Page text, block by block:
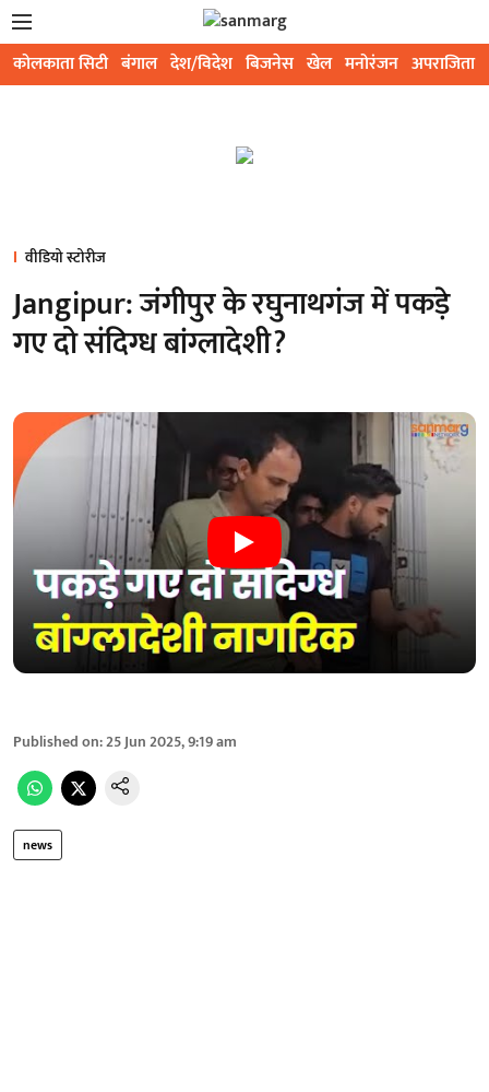
कोलकाता सिटी बंगाल देश/विदेश बिजनेस खेल मनोरंजन अपराजिता
वीडियो स्टोरीज
Jangipur: जंगीपुर के रघुनाथगंज में पकड़े
गए दो संदिग्ध बांग्लादेशी?
Published on:25 Jun 2025, 9:19 am
news